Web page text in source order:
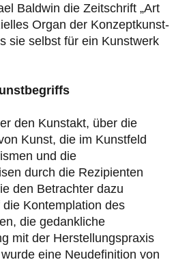
Baldwin die Zeitschrift „Art
Organ der Konzeptkunst-
sie selbst für ein Kunstwerk
den Kunstakt, über die
Kunst, die im Kunstfeld
und die
durch die Rezipienten
den Betrachter dazu
Kontemplation des
die gedankliche
mit der Herstellungspraxis
eine Neudefinition von